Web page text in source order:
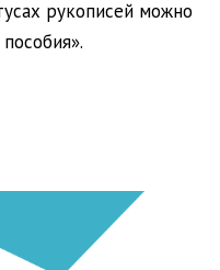
рукописей можно